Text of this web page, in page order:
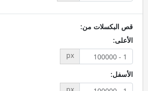
قص البكسلات من:
الأعلى:
px
الأسفل: